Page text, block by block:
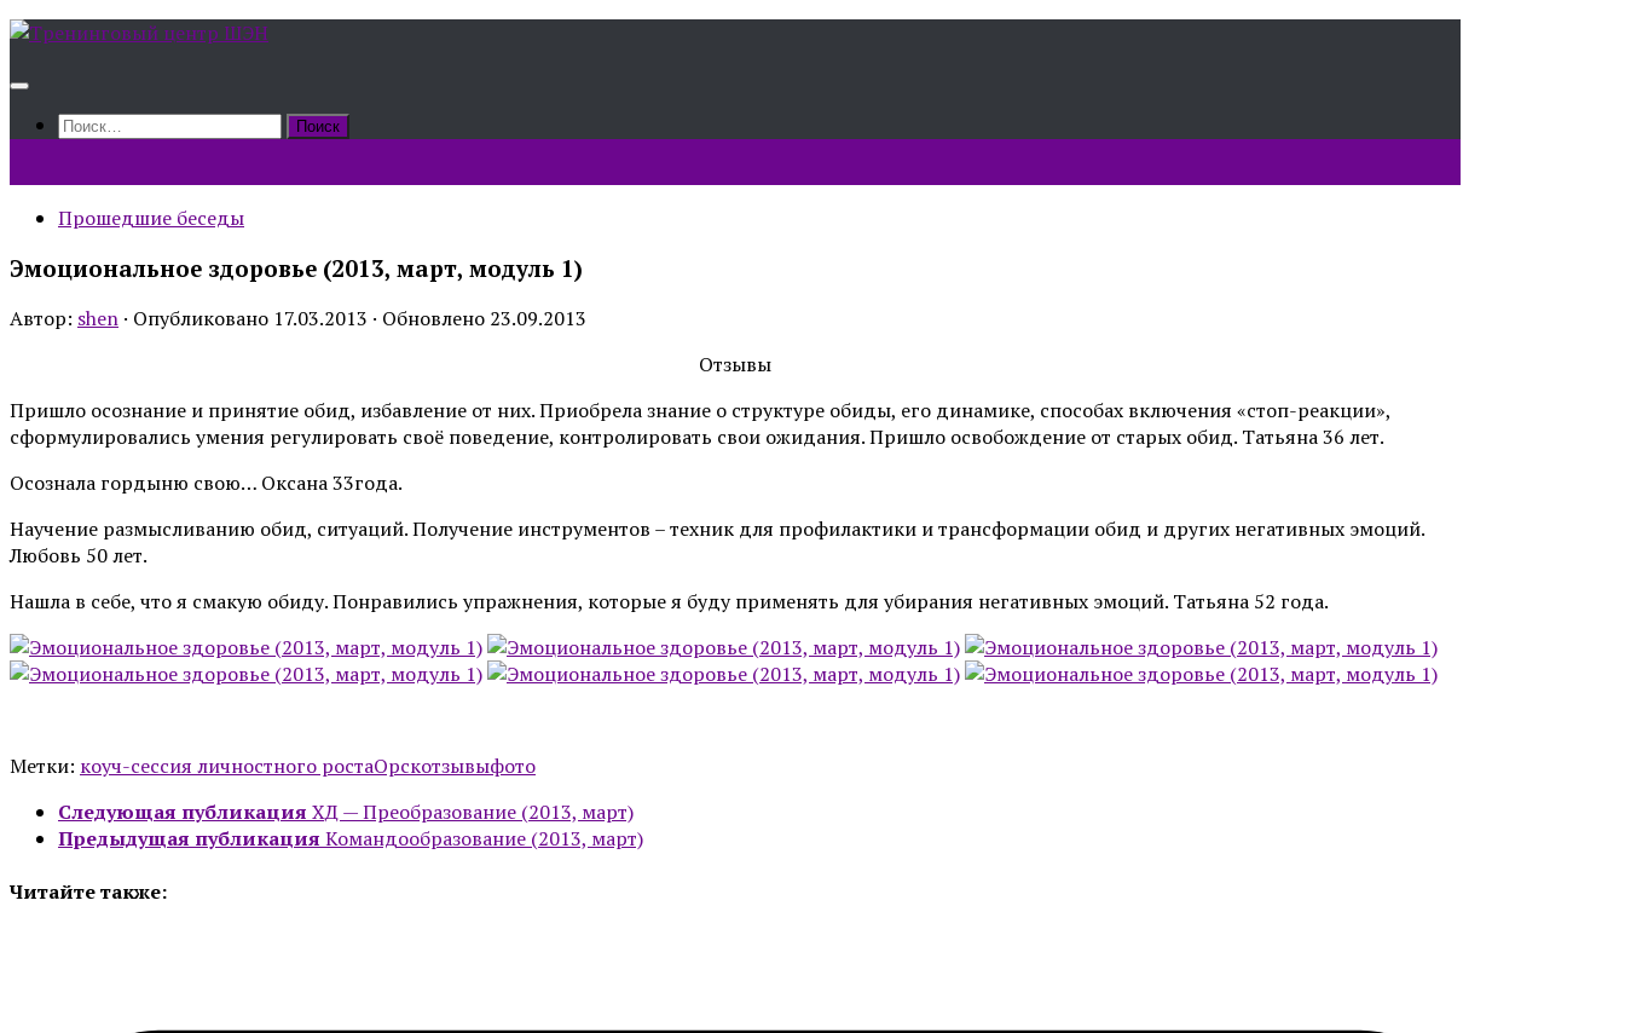
Skip
content
Найти:
Прошедшие беседы
Эмоциональное здоровье (2013, март, модуль 1)
Автор: shen · Опубликовано 17.03.2013 · Обновлено 23.09.2013
Отзывы
Пришло осознание и принятие обид, избавление от них. Приобрела знание о структуре обиды, его динамике, способах включения «стоп-реакции»,
сформулировались умения регулировать своё поведение, контролировать свои ожидания. Пришло освобождение от старых обид. Татьяна 36 лет.
Осознала гордыню свою… Оксана 33года.
Научение размысливанию обид, ситуаций. Получение инструментов – техник для профилактики и трансформации обид и других негативных эмоций.
Любовь 50 лет.
Нашла в себе, что я смакую обиду. Понравились упражнения, которые я буду применять для убирания негативных эмоций. Татьяна 52 года.
Метки: коуч-сессия личностного ростаОрскотзывыфото
Следующая публикация ХД — Преобразование (2013, март)
Предыдущая публикация Командообразование (2013, март)
Читайте также: